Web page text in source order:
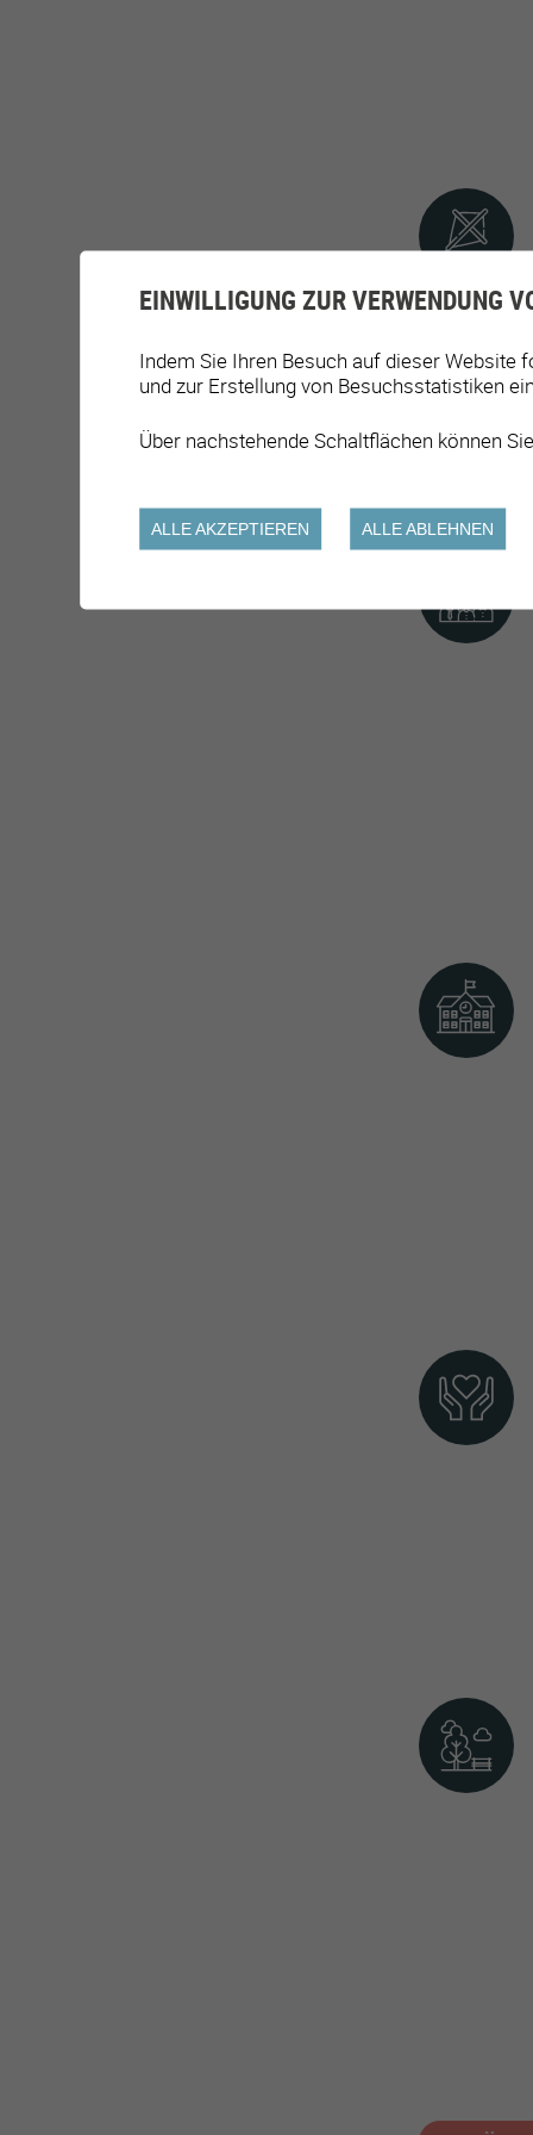
EINWILLIGUNG ZUR VERWENDUNG
Indem Sie Ihren Besuch auf dieser Website
und zur Erstellung von Besuchsstatistiken
Über nachstehende Schaltflächen können
ALLE AKZEPTIEREN ALLE ABLEHNEN